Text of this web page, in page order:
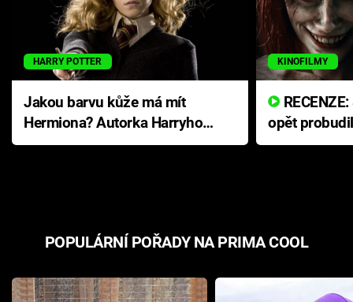
HARRY POTTER
Jakou barvu kůže má mít
Hermiona? Autorka Harryho
Pottera přišla s ráznou
KINOFILMY
opět
přichází s
POPULÁRNÍ POŘADY NA PRIMA COOL